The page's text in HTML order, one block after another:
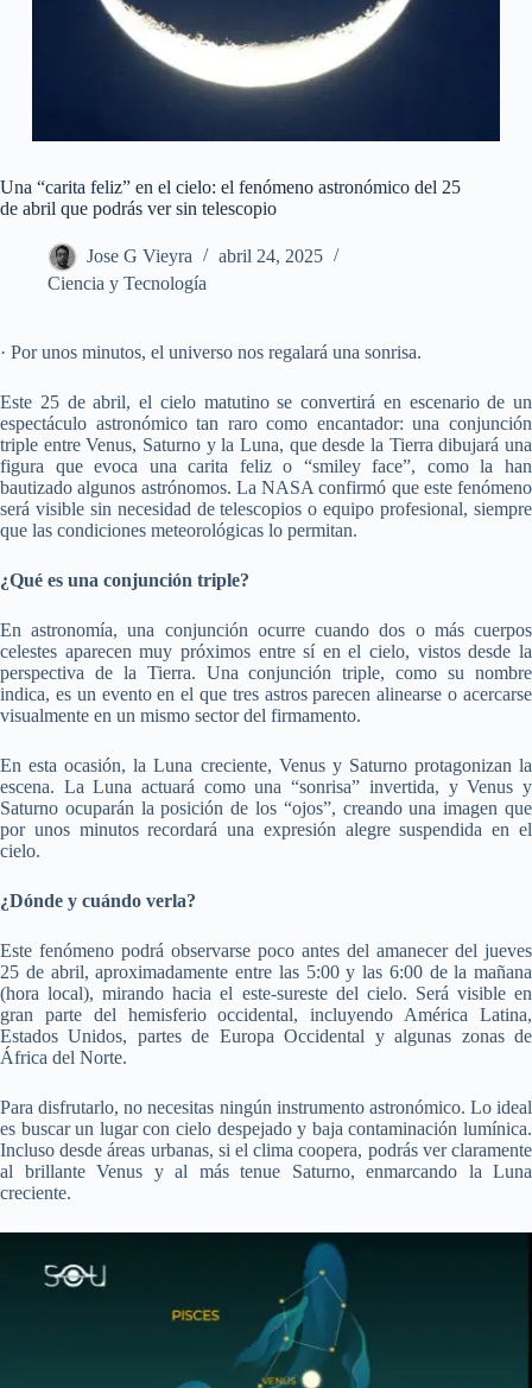
Una “carita feliz” en el cielo: el fenómeno astronómico del 25
de abril que podrás ver sin telescopio
Jose G Vieyra
abril 24, 2025
Ciencia y Tecnología
· Por unos minutos, el universo nos regalará una sonrisa.
Este 25 de abril, el cielo matutino se convertirá en escenario de un
espectáculo astronómico tan raro como encantador: una conjunción
triple entre Venus, Saturno y la Luna, que desde la Tierra dibujará una
figura que evoca una carita feliz o “smiley face”, como la han
bautizado algunos astrónomos. La NASA confirmó que este fenómeno
será visible sin necesidad de telescopios o equipo profesional, siempre
que las condiciones meteorológicas lo permitan.
¿Qué es una conjunción triple?
En astronomía, una conjunción ocurre cuando dos o más cuerpos
celestes aparecen muy próximos entre sí en el cielo, vistos desde la
perspectiva de la Tierra. Una conjunción triple, como su nombre
indica, es un evento en el que tres astros parecen alinearse o acercarse
visualmente en un mismo sector del firmamento.
En esta ocasión, la Luna creciente, Venus y Saturno protagonizan la
escena. La Luna actuará como una “sonrisa” invertida, y Venus y
Saturno ocuparán la posición de los “ojos”, creando una imagen que
por unos minutos recordará una expresión alegre suspendida en el
cielo.
¿Dónde y cuándo verla?
Este fenómeno podrá observarse poco antes del amanecer del jueves
25 de abril, aproximadamente entre las 5:00 y las 6:00 de la mañana
(hora local), mirando hacia el este-sureste del cielo. Será visible en
gran parte del hemisferio occidental, incluyendo América Latina,
Estados Unidos, partes de Europa Occidental y algunas zonas de
África del Norte.
Para disfrutarlo, no necesitas ningún instrumento astronómico. Lo ideal
es buscar un lugar con cielo despejado y baja contaminación lumínica.
Incluso desde áreas urbanas, si el clima coopera, podrás ver claramente
al brillante Venus y al más tenue Saturno, enmarcando la Luna
creciente.